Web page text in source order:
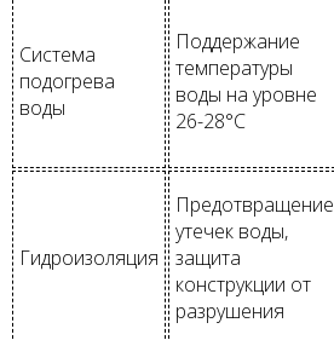
Система
подогрева
воды
Поддержание
температуры
воды на уровне
26-28°C
Гидроизоляция
Предотвращение
утечек воды,
защита
конструкции от
разрушения